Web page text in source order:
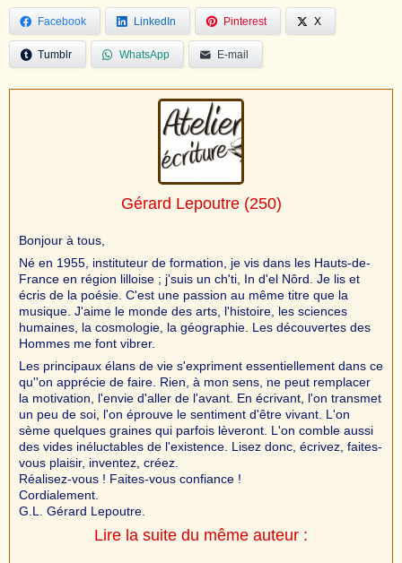
Facebook LinkedIn Pinterest X
Tumblr WhatsApp E-mail
Gérard Lepoutre(250)
Bonjour à tous,
Né en 1955, instituteur de formation, je vis dans les Hauts-de-
France en région lilloise ; j'suis un ch'ti, In d'el Nôrd. Je lis et
écris de la poésie. C'est une passion au même titre que la
musique. J'aime le monde des arts, l'histoire, les sciences
humaines, la cosmologie, la géographie. Les découvertes des
Hommes me font vibrer.
Les principaux élans de vie s'expriment essentiellement dans ce
qu''on apprécie de faire. Rien, à mon sens, ne peut remplacer
la motivation, l'envie d'aller de l'avant. En écrivant, l'on transmet
un peu de soi, l'on éprouve le sentiment d'être vivant. L'on
sème quelques graines qui parfois lèveront. L'on comble aussi
des vides inéluctables de l'existence. Lisez donc, écrivez, faites-
vous plaisir, inventez, créez.
Réalisez-vous ! Faites-vous confiance !
Cordialement.
G.L. Gérard Lepoutre.
Lire la suite du même auteur :